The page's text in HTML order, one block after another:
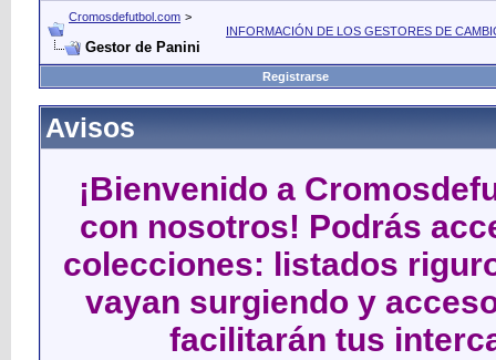
Cromosdefutbol.com >
INFORMACIÓN DE LOS GESTORES DE
Gestor de Panini
Registrarse
Avisos
¡Bienvenido a
con nosotros! Podrás
colecciones: listados
vayan surgiendo y
facilitarán tus